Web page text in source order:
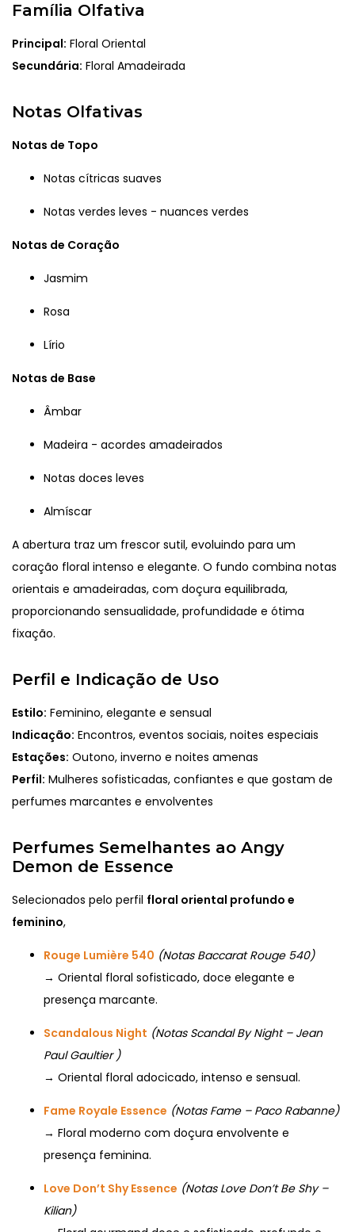
Família Olfativa
Principal: Floral Oriental
Secundária: Floral Amadeirada
Notas Olfativas
Notas de Topo
Notas cítricas suaves
Notas verdes leves - nuances verdes
Notas de Coração
Jasmim
Rosa
Lírio
Notas de Base
Âmbar
Madeira - acordes amadeirados
Notas doces leves
Almíscar
A abertura traz um frescor sutil, evoluindo para um
coração floral intenso e elegante. O fundo combina notas
orientais e amadeiradas, com doçura equilibrada,
proporcionando sensualidade, profundidade e ótima
fixação.
Perfil e Indicação de Uso
Estilo: Feminino, elegante e sensual
Indicação: Encontros, eventos sociais, noites especiais
Estações: Outono, inverno e noites amenas
Perfil: Mulheres sofisticadas, confiantes e que gostam de
perfumes marcantes e envolventes
Perfumes Semelhantes ao Angy
Demon de Essence
Selecionados pelo perfil floral oriental profundo e
feminino,
Rouge Lumière 540 (Notas Baccarat Rouge 540)
→ Oriental floral sofisticado, doce elegante e
presença marcante.
Scandalous Night (Notas Scandal By Night – Jean
Paul Gaultier )
→ Oriental floral adocicado, intenso e sensual.
Fame Royale Essence (Notas Fame – Paco Rabanne)
→ Floral moderno com doçura envolvente e
presença feminina.
Love Don’t Shy Essence (Notas Love Don’t Be Shy –
Kilian)